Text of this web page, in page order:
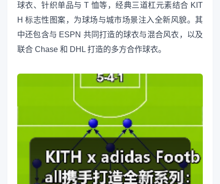
球衣、针织单品与 T 恤等，经典三道杠元素结合 KIT
H 标志性图案，为球场与城市场景注入全新风貌。其
中还包含与 ESPN 共同打造的球衣与混合风衣，以及
联合 Chase 和 DHL 打造的多方合作球衣。